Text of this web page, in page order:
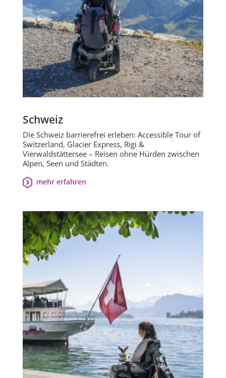
Schweiz
Die Schweiz barrierefrei erleben: Accessible Tour of
Switzerland, Glacier Express, Rigi &
Vierwaldstättersee – Reisen ohne Hürden zwischen
Alpen, Seen und Städten.
mehr erfahren